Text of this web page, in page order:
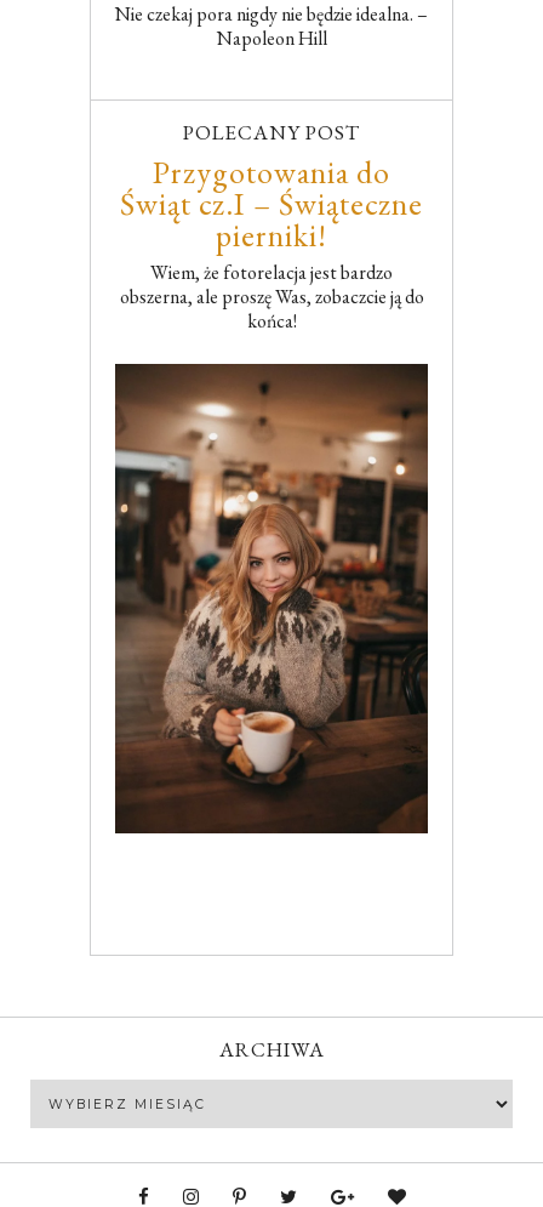
Nie czekaj pora nigdy nie będzie idealna. –
Napoleon Hill
POLECANY POST
Przygotowania do
Świąt cz.I – Świąteczne
pierniki!
Wiem, że fotorelacja jest bardzo
obszerna, ale proszę Was, zobaczcie ją do
końca!
ARCHIWA
Archiwa